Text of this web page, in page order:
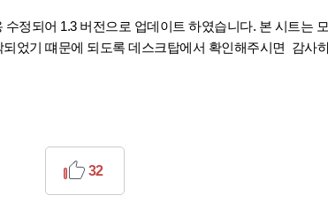
정되어 1.3 버전으로 업데이트 하였습니다. 본 시트는
었기 떄문에 되도록 데스크탑에서 확인해주시면 감사
32